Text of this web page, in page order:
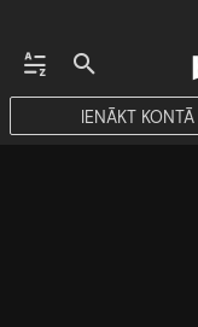
IENĀKT KONTĀ